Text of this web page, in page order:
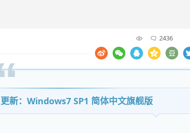
2436
更新：Windows7 SP1 简体中文旗舰版